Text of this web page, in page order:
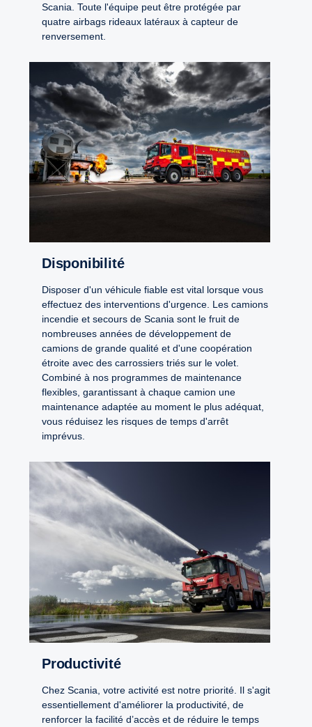
Scania. Toute l'équipe peut être protégée par
quatre airbags rideaux latéraux à capteur de
renversement.
Disponibilité
Disposer d'un véhicule fiable est vital lorsque vous
effectuez des interventions d'urgence. Les camions
incendie et secours de Scania sont le fruit de
nombreuses années de développement de
camions de grande qualité et d'une coopération
étroite avec des carrossiers triés sur le volet.
Combiné à nos programmes de maintenance
flexibles, garantissant à chaque camion une
maintenance adaptée au moment le plus adéquat,
vous réduisez les risques de temps d'arrêt
imprévus.
Productivité
Chez Scania, votre activité est notre priorité. Il s'agit
essentiellement d'améliorer la productivité, de
renforcer la facilité d’accès et de réduire le temps